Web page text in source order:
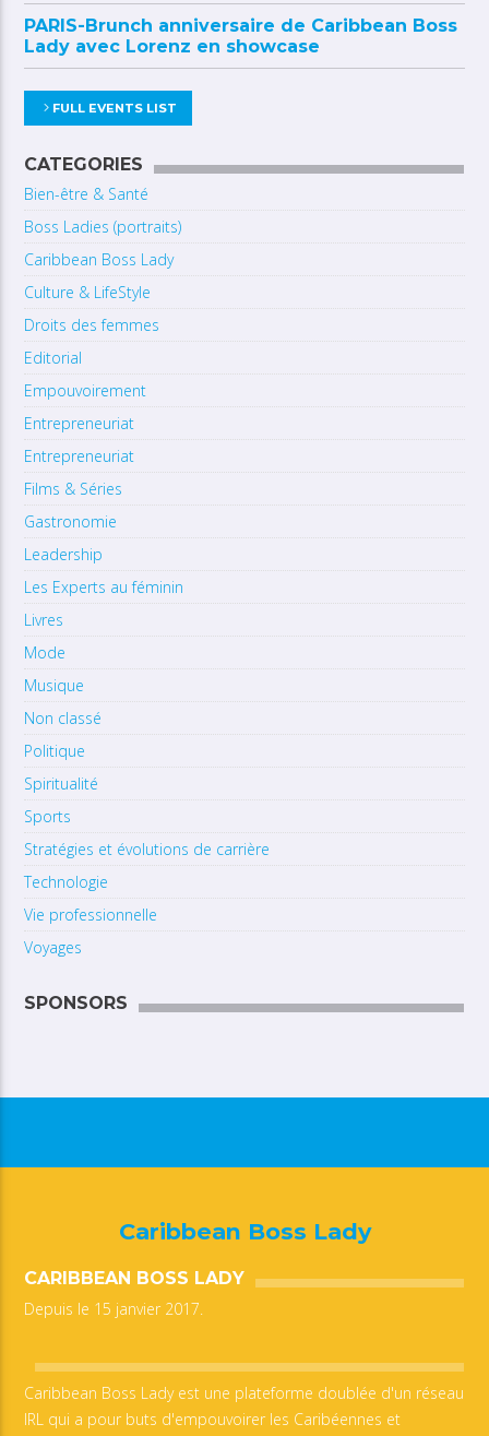
PARIS-Brunch anniversaire de Caribbean Boss
Lady avec Lorenz en showcase
FULL EVENTS LIST
CATEGORIES
Bien-être & Santé
Boss Ladies (portraits)
Caribbean Boss Lady
Culture & LifeStyle
Droits des femmes
Editorial
Empouvoirement
Entrepreneuriat
Entrepreneuriat
Films & Séries
Gastronomie
Leadership
Les Experts au féminin
Livres
Mode
Musique
Non classé
Politique
Spiritualité
Sports
Stratégies et évolutions de carrière
Technologie
Vie professionnelle
Voyages
SPONSORS
Caribbean Boss Lady
CARIBBEAN BOSS LADY
Depuis le 15 janvier 2017.
Caribbean Boss Lady est une plateforme doublée d'un réseau
IRL qui a pour buts d'empouvoirer les Caribéennes et